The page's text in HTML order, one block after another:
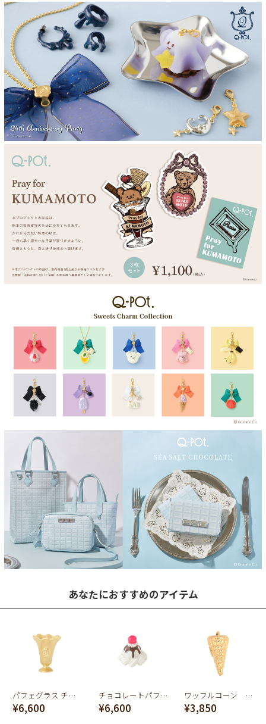
あなたにおすすめのアイテム
パフェグラス チャーム（マットゴールド）
¥6,600
チョコレートパフェ チャーム
¥6,600
ワッフルコーン チャーム(ゴールド)
¥3,850